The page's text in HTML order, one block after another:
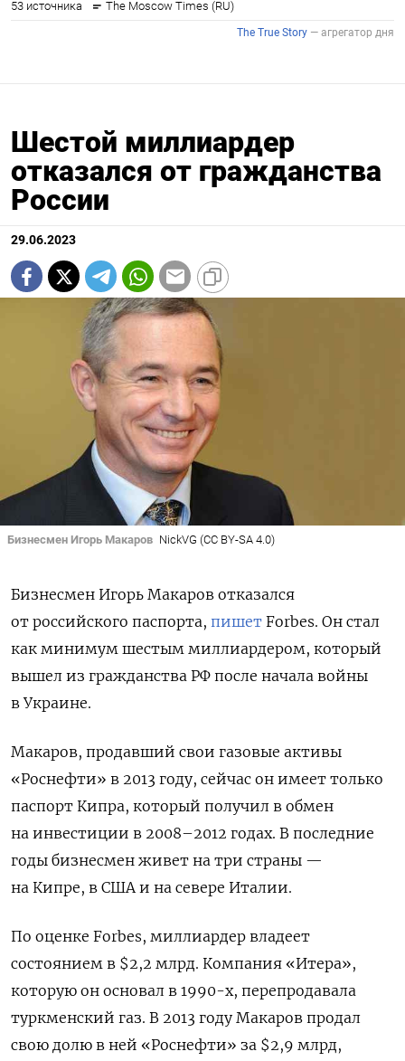
Шестой миллиардер
отказался от гражданства
России
29.06.2023
Бизнесмен Игорь Макаров NickVG (CC BY-SA 4.0)
Бизнесмен Игорь Макаров отказался
от российского паспорта, пишет Forbes. Он стал
как минимум шестым миллиардером, который
вышел из гражданства РФ после начала войны
в Украине.
Макаров, продавший свои газовые активы
«Роснефти» в 2013 году, сейчас он имеет только
паспорт Кипра, который получил в обмен
на инвестиции в 2008–2012 годах. В последние
годы бизнесмен живет на три страны —
на Кипре, в США и на севере Италии.
По оценке Forbes, миллиардер владеет
состоянием в $2,2 млрд. Компания «Итера»,
которую он основал в 1990-х, перепродавала
туркменский газ. В 2013 году Макаров продал
свою долю в ней «Роснефти» за $2,9 млрд,